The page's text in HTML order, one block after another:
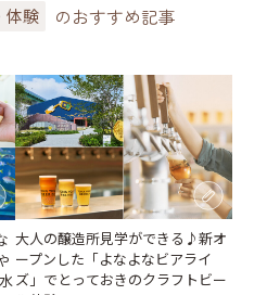
体験 のおすすめ記事
大人の醸造所見学ができる♪新オ
ープンした「よなよなビアライ
ズ」でとっておきのクラフトビー